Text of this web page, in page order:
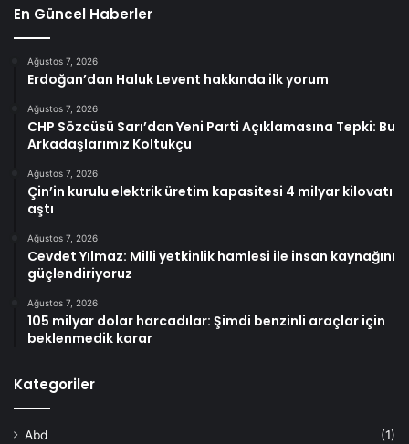
En Güncel Haberler
Ağustos 7, 2026
Erdoğan’dan Haluk Levent hakkında ilk yorum
Ağustos 7, 2026
CHP Sözcüsü Sarı’dan Yeni Parti Açıklamasına Tepki: Bu
Arkadaşlarımız Koltukçu
Ağustos 7, 2026
Çin’in kurulu elektrik üretim kapasitesi 4 milyar kilovatı
aştı
Ağustos 7, 2026
Cevdet Yılmaz: Milli yetkinlik hamlesi ile insan kaynağını
güçlendiriyoruz
Ağustos 7, 2026
105 milyar dolar harcadılar: Şimdi benzinli araçlar için
beklenmedik karar
Kategoriler
Abd
(1)